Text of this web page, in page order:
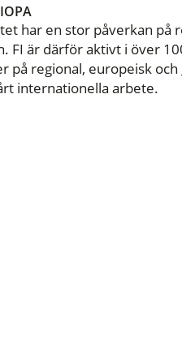
har en stor påverkan på
FI är därför aktivt i över
regional, europeisk och
internationella arbete.